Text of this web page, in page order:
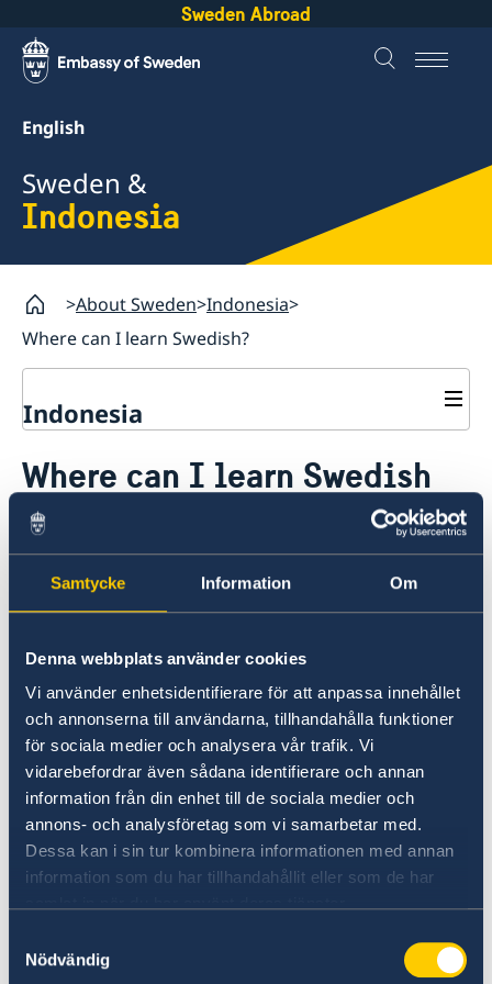
Samtycke Information Om
Denna webbplats använder cookies
Vi använder enhetsidentifierare för att anpassa innehållet
och annonserna till användarna, tillhandahålla funktioner
för sociala medier och analysera vår trafik. Vi
vidarebefordrar även sådana identifierare och annan
information från din enhet till de sociala medier och
annons- och analysföretag som vi samarbetar med.
Dessa kan i sin tur kombinera informationen med annan
information som du har tillhandahållit eller som de har
Nödvändig
Sweden Abroad
English
Sweden &
Indonesia
About Sweden Indonesia
Where can I learn Swedish?
Indonesia
Visiting Sweden
Less than 90 days – apply for a visa
More than 90 days – apply for a visitor’s permit
Studying in Sweden
GDPR request
Processing of personal data
Business and trade with Sweden
Sweden-Indonesia Sustainability Partnership
Where can I learn Swedish
in Indonesia?
The Swedish Embassy in Jakarta does not offer
Swedish courses. Visit Study in Sweden or more
Study in Sweden's website
.
Last updated 14 Apr 2026, 12.00 PM